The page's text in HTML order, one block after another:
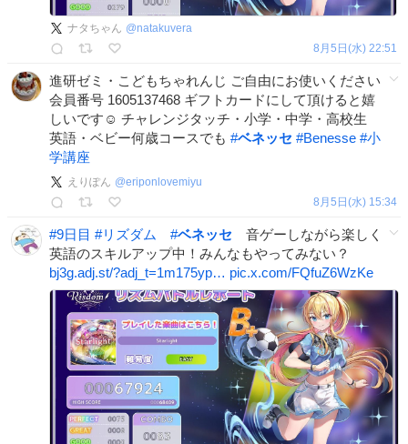
ナタちゃん @natakuvera
8月5日(水) 22:51
進研ゼミ・こどもちゃれんじ ご自由にお使いください
会員番号 1605137468 ギフトカードにして頂けると嬉
しいです☺️ チャレンジタッチ・小学・中学・高校生
英語・ベビー何歳コースでも #ベネッセ #Benesse #小
学講座
えりぽん @eriponlovemiyu
8月5日(水) 15:34
#9日目 #リズダム #ベネッセ 音ゲーしながら楽しく
英語のスキルアップ中！みんなもやってみない？
bj3g.adj.st/?adj_t=1m175yp… pic.x.com/FQfuZ6WzKe